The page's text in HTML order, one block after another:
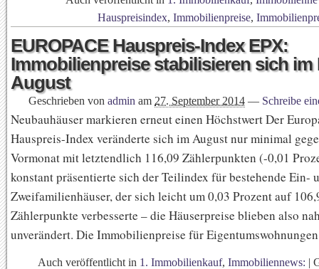
Hauspreisindex, Immobilienpreise,
EUROPACE Hauspreis-Index EPX:
Immobilienpreise stabilisieren sich im
August
Geschrieben von admin am 27. September 2014 — Schreibe
Neubauhäuser markieren erneut einen Höchstwert Der
Hauspreis-Index veränderte sich im August nur minimal
Vormonat mit letztendlich 116,09 Zählerpunkten (-0,01
konstant präsentierte sich der Teilindex für bestehende Ein-
Zweifamilienhäuser, der sich leicht um 0,03 Prozent auf
Zählerpunkte verbesserte – die Häuserpreise blieben also
unverändert. Die Immobilienpreise für
Auch veröffentlicht in 1. Immobilienkauf, Immobiliennews: |